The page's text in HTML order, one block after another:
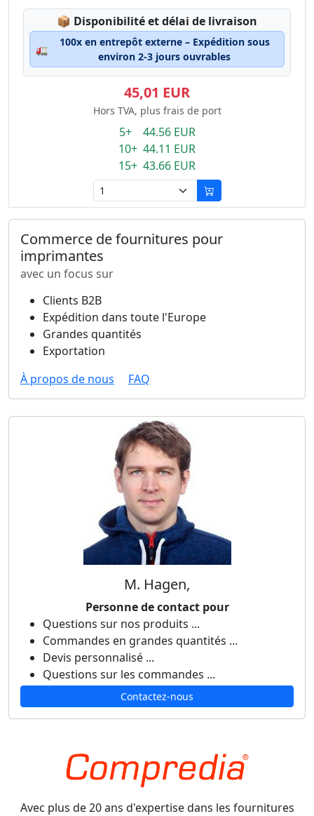
📦 Lagerstatus:
Disponibilité et délai de livraison
🚛
100x en entrepôt externe – Expédition sous
environ 2-3 jours ouvrables
45,01 EUR
Hors TVA, plus frais de port
5+ 44.56 EUR
10+ 44.11 EUR
15+ 43.66 EUR
Commerce de fournitures pour
imprimantes
avec un focus sur
Clients B2B
Expédition dans toute l'Europe
Grandes quantités
Exportation
À propos de nous
FAQ
M. Hagen,
Personne de contact pour
Questions sur nos produits ...
Commandes en grandes quantités ...
Devis personnalisé ...
Questions sur les commandes ...
Contactez-nous
Avec plus de 20 ans d'expertise dans les fournitures